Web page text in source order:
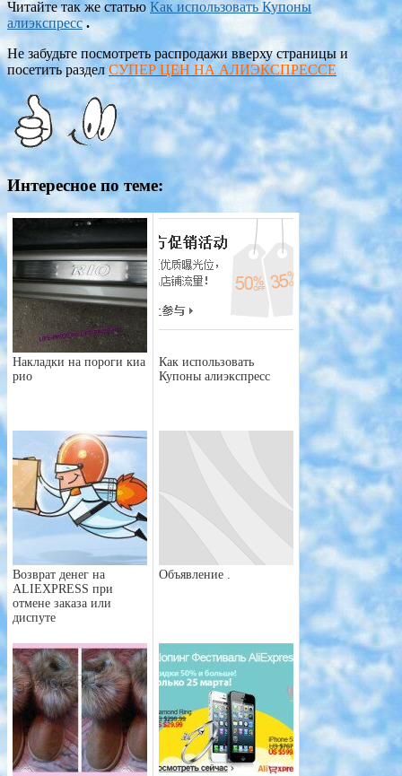
Читайте так же статью Как использовать Купоны
алиэкспресс.
Не забудьте посмотреть распродажи вверху страницы и
посетить разделСУПЕР ЦЕН НА АЛИЭКСПРЕССЕ
Интересное по теме:
Накладки на пороги киа
рио
Как использовать
Купоны алиэкспресс
Возврат денег на
ALIEXPRESS при
отмене заказа или
диспуте
Объявление .